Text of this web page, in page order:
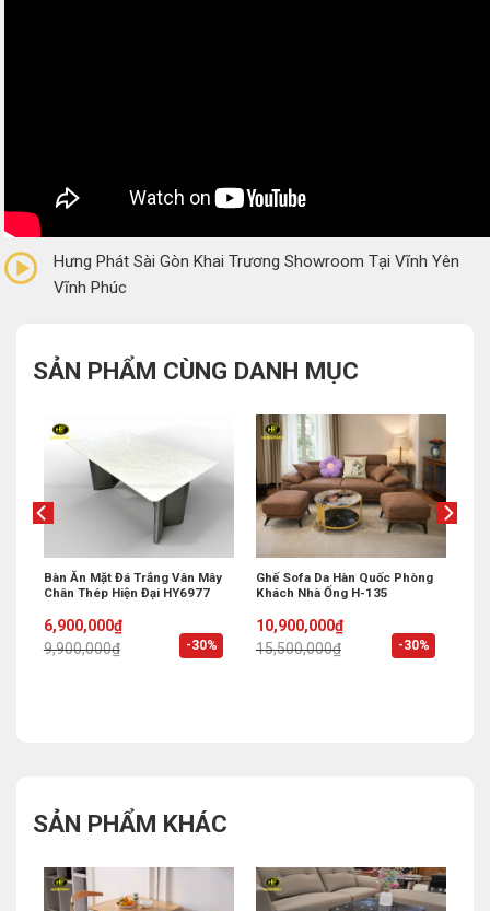
(0 Reviews)
Hưng Phát Sài Gòn Khai Trương Showroom Tại Vĩnh Yên
Vĩnh Phúc
SẢN PHẨM CÙNG DANH MỤC
-30%
Bàn Ăn Mặt Đá Trắng Vân Mây
Chân Thép Hiện Đại HY6977
9,900,000₫
Original
price
was:
6,900,000₫
Current
price
is:
-30%
Ghế Sofa Da Hàn Quốc Phòng
Khách Nhà Ống H-135
15,500,000₫
Original
price
was:
10,900,000₫
Current
price
is:
SẢN PHẨM KHÁC